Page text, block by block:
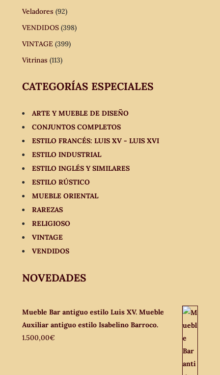
Veladores (92)
VENDIDOS (398)
VINTAGE (399)
Vitrinas (113)
CATEGORÍAS ESPECIALES
ARTE Y MUEBLE DE DISEÑO
CONJUNTOS COMPLETOS
ESTILO FRANCÉS: LUIS XV - LUIS XVI
ESTILO INDUSTRIAL
ESTILO INGLÉS Y SIMILARES
ESTILO RÚSTICO
MUEBLE ORIENTAL
RAREZAS
RELIGIOSO
VINTAGE
VENDIDOS
NOVEDADES
Mueble Bar antiguo estilo Luis XV. Mueble
Auxiliar antiguo estilo Isabelino Barroco.
1.500,00€